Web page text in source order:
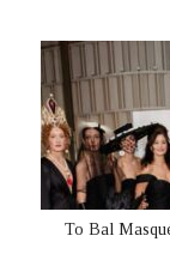
Το Bal